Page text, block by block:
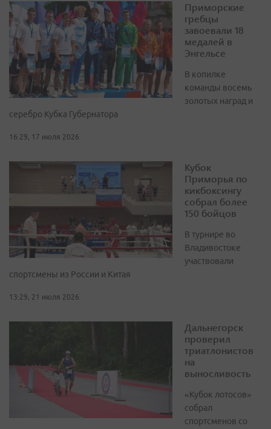
Приморские
гребцы
завоевали 18
медалей в
Энгельсе
В копилке
команды восемь
золотых наград и
серебро Кубка Губернатора
16:29, 17 июля 2026
Кубок
Приморья по
кикбоксингу
собрал более
150 бойцов
В турнире во
Владивостоке
участвовали
спортсмены из России и Китая
13:29, 21 июля 2026
Дальнегорск
проверил
триатлонистов
на
выносливость
«Кубок лотосов»
собрал
спортсменов со